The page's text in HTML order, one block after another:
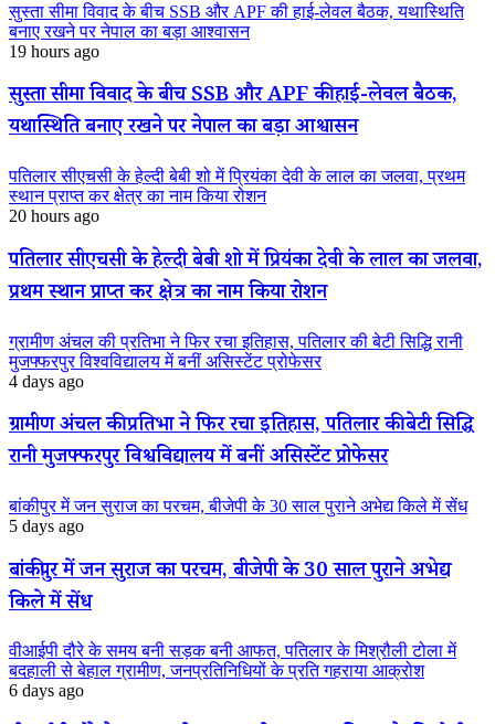
सुस्ता सीमा विवाद के बीच SSB और APF की हाई-लेवल बैठक, यथास्थिति
बनाए रखने पर नेपाल का बड़ा आश्वासन
19 hours ago
सुस्ता सीमा विवाद के बीच SSB और APF की हाई-लेवल बैठक,
यथास्थिति बनाए रखने पर नेपाल का बड़ा आश्वासन
पतिलार सीएचसी के हेल्दी बेबी शो में प्रियंका देवी के लाल का जलवा, प्रथम
स्थान प्राप्त कर क्षेत्र का नाम किया रोशन
20 hours ago
पतिलार सीएचसी के हेल्दी बेबी शो में प्रियंका देवी के लाल का जलवा,
प्रथम स्थान प्राप्त कर क्षेत्र का नाम किया रोशन
ग्रामीण अंचल की प्रतिभा ने फिर रचा इतिहास, पतिलार की बेटी सिद्धि रानी
मुजफ्फरपुर विश्वविद्यालय में बनीं असिस्टेंट प्रोफेसर
4 days ago
ग्रामीण अंचल की प्रतिभा ने फिर रचा इतिहास, पतिलार की बेटी सिद्धि
रानी मुजफ्फरपुर विश्वविद्यालय में बनीं असिस्टेंट प्रोफेसर
बांकीपुर में जन सुराज का परचम, बीजेपी के 30 साल पुराने अभेद्य किले में सेंध
5 days ago
बांकीपुर में जन सुराज का परचम, बीजेपी के 30 साल पुराने अभेद्य
किले में सेंध
वीआईपी दौरे के समय बनी सड़क बनी आफत, पतिलार के मिश्रौली टोला में
बदहाली से बेहाल ग्रामीण, जनप्रतिनिधियों के प्रति गहराया आक्रोश
6 days ago